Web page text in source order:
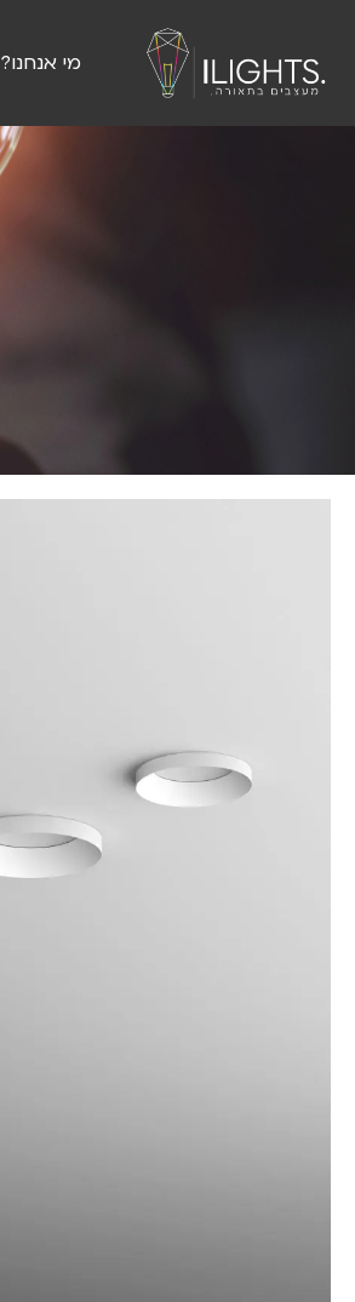
מי אנחנו?